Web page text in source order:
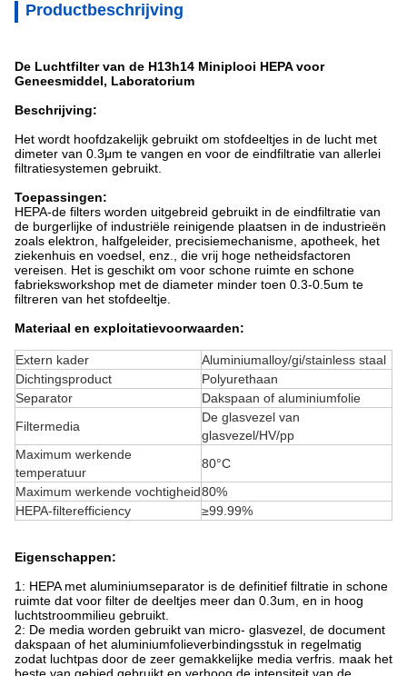
Productbeschrijving
De Luchtfilter van de H13h14 Miniplooi HEPA voor
Geneesmiddel, Laboratorium
Beschrijving:
Het wordt hoofdzakelijk gebruikt om stofdeeltjes in de lucht met
dimeter van 0.3μm te vangen en voor de eindfiltratie van allerlei
filtratiesystemen gebruikt.
Toepassingen:
HEPA-de filters worden uitgebreid gebruikt in de eindfiltratie van
de burgerlijke of industriële reinigende plaatsen in de industrieën
zoals elektron, halfgeleider, precisiemechanisme, apotheek, het
ziekenhuis en voedsel, enz., die vrij hoge netheidsfactoren
vereisen. Het is geschikt om voor schone ruimte en schone
fabrieksworkshop met de diameter minder toen 0.3-0.5um te
filtreren van het stofdeeltje.
Materiaal en exploitatievoorwaarden:
Extern kader
Aluminiumalloy/gi/stainless staal
Dichtingsproduct
Polyurethaan
Separator
Dakspaan of aluminiumfolie
Filtermedia
De glasvezel van
glasvezel/HV/pp
Maximum werkende
temperatuur
80°C
Maximum werkende vochtigheid80%
HEPA-filterefficiency
≥99.99%
Eigenschappen:
1: HEPA met aluminiumseparator is de definitief filtratie in schone
ruimte dat voor filter de deeltjes meer dan 0.3um, en in hoog
luchtstroommilieu gebruikt.
2: De media worden gebruikt van micro- glasvezel, de document
dakspaan of het aluminiumfolieverbindingsstuk in regelmatig
zodat luchtpas door de zeer gemakkelijke media verfris. maak het